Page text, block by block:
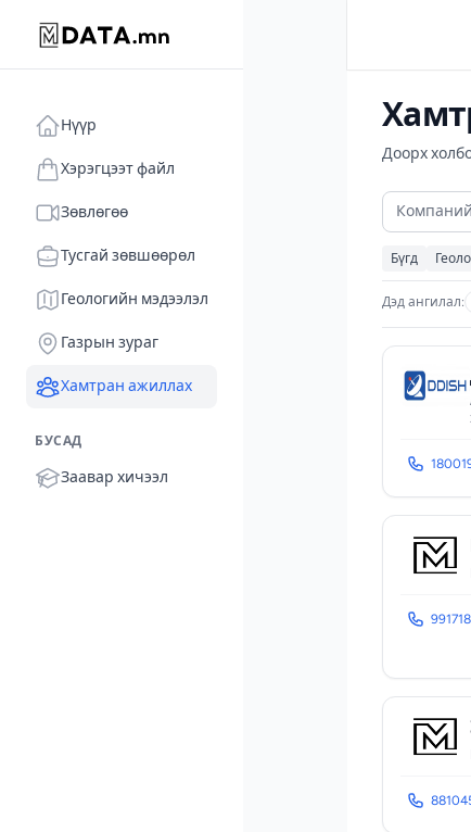
Доорх
Бүгд
Дэд ангилал:
Нүүр
Хэрэгцээт файл
Зөвлөгөө
Тусгай зөвшөөрөл
Геологийн мэдээлэл
Газрын зураг
Хамтран ажиллах
БУСАД
Заавар хичээл